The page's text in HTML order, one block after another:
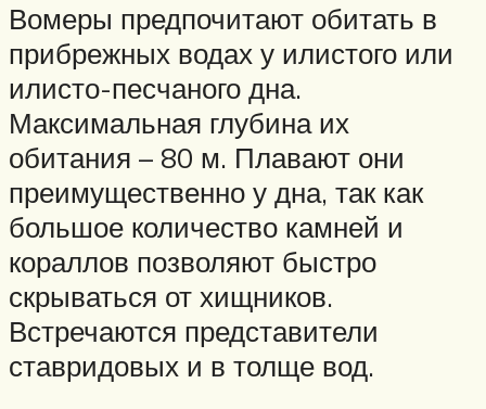
Вомеры предпочитают обитать в
прибрежных водах у илистого или
илисто-песчаного дна.
Максимальная глубина их
обитания – 80 м. Плавают они
преимущественно у дна, так как
большое количество камней и
кораллов позволяют быстро
скрываться от хищников.
Встречаются представители
ставридовых и в толще вод.